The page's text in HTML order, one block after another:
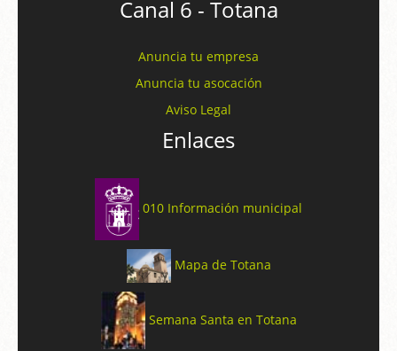
Canal 6 - Totana
Anuncia tu empresa
Anuncia tu asocación
Aviso Legal
Enlaces
010 Información municipal
Mapa de Totana
Semana Santa en Totana